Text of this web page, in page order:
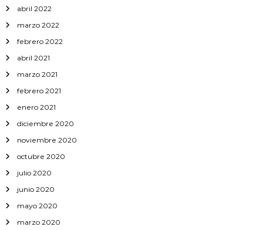
abril 2022
marzo 2022
febrero 2022
abril 2021
marzo 2021
febrero 2021
enero 2021
diciembre 2020
noviembre 2020
octubre 2020
julio 2020
junio 2020
mayo 2020
marzo 2020